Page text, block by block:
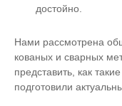
достойно.
Нами рассмотрена
кованых и сварных
представить, как
подготовили